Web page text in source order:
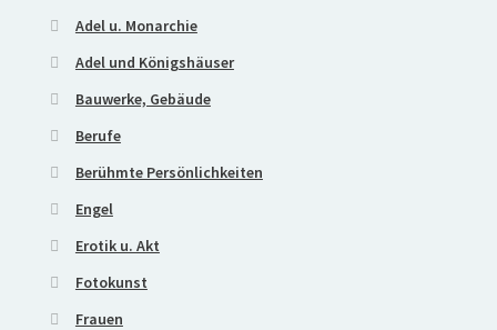
Adel u. Monarchie
Adel und Königshäuser
Bauwerke, Gebäude
Berufe
Berühmte Persönlichkeiten
Engel
Erotik u. Akt
Fotokunst
Frauen